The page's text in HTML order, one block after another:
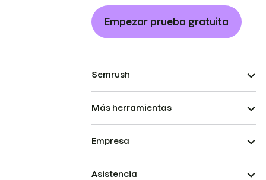
Empezar prueba gratuita
Semrush
Más herramientas
Empresa
Asistencia